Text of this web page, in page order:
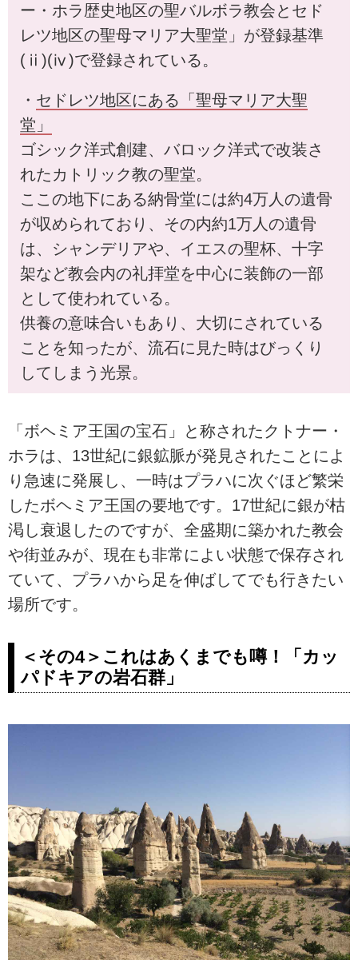
ー・ホラ歴史地区の聖バルボラ教会とセド
レツ地区の聖母マリア大聖堂」が登録基準
(ⅱ)(ⅳ)で登録されている。
・ セドレツ地区にある「聖母マリア大聖
堂」
ゴシック洋式創建、バロック洋式で改装さ
れたカトリック教の聖堂。
ここの地下にある納骨堂には約4万人の遺骨
が収められており、その内約1万人の遺骨
は、シャンデリアや、イエスの聖杯、十字
架など教会内の礼拝堂を中心に装飾の一部
として使われている。
供養の意味合いもあり、大切にされている
ことを知ったが、流石に見た時はびっくり
してしまう光景。
「ボヘミア王国の宝石」と称されたクトナー・
ホラは、13世紀に銀鉱脈が発見されたことによ
り急速に発展し、一時はプラハに次ぐほど繁栄
したボヘミア王国の要地です。17世紀に銀が枯
渇し衰退したのですが、全盛期に築かれた教会
や街並みが、現在も非常によい状態で保存され
ていて、プラハから足を伸ばしてでも行きたい
場所です。
＜その4＞これはあくまでも噂！「カッ
パドキアの岩石群」